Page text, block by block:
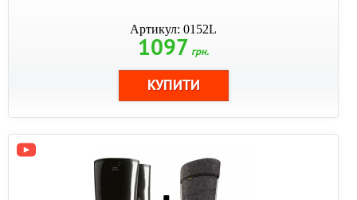
Артикул: 0152L
1097 грн.